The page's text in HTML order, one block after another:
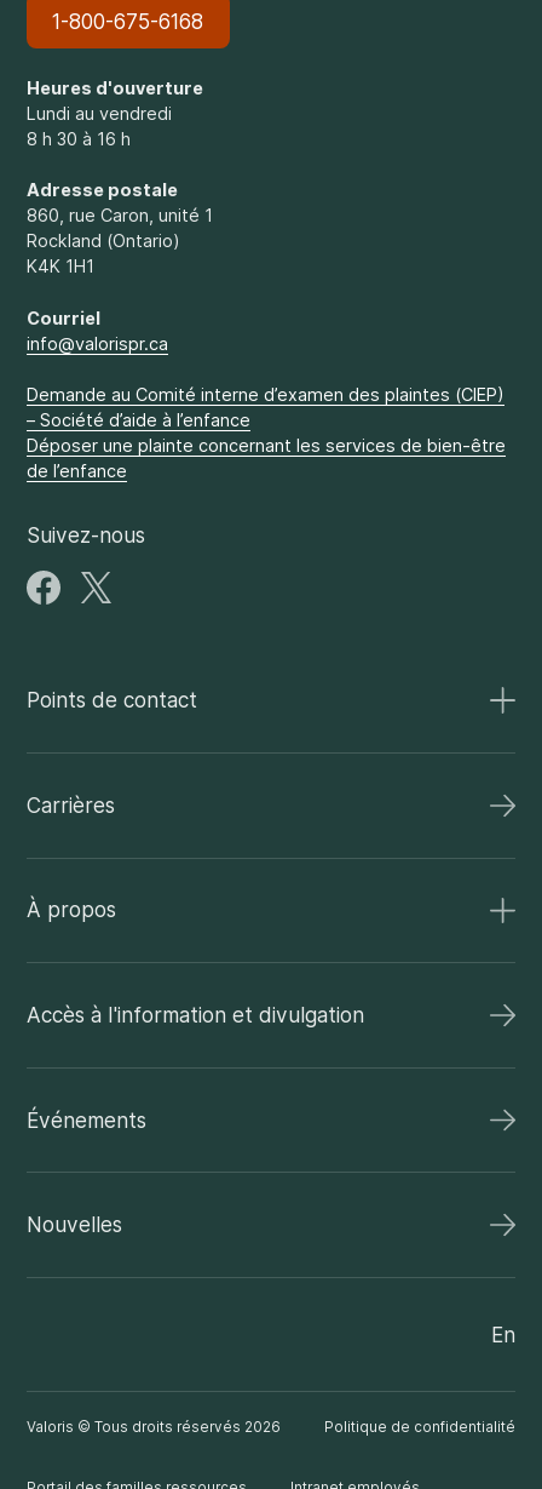
1-800-675-6168
Heures d'ouverture
Lundi au vendredi
8 h 30 à 16 h
Adresse postale
860, rue Caron, unité 1
Rockland (Ontario)
K4K 1H1
Courriel
info@valorispr.ca
Demande au Comité interne d’examen des plaintes (CIEP)
– Société d’aide à l’enfance
Déposer une plainte concernant les services de bien-être
de l’enfance
Suivez-nous
Points de contact
Carrières
À propos
Accès à l'information et divulgation
Événements
Nouvelles
En
Valoris © Tous droits réservés 2026 Politique de confidentialité